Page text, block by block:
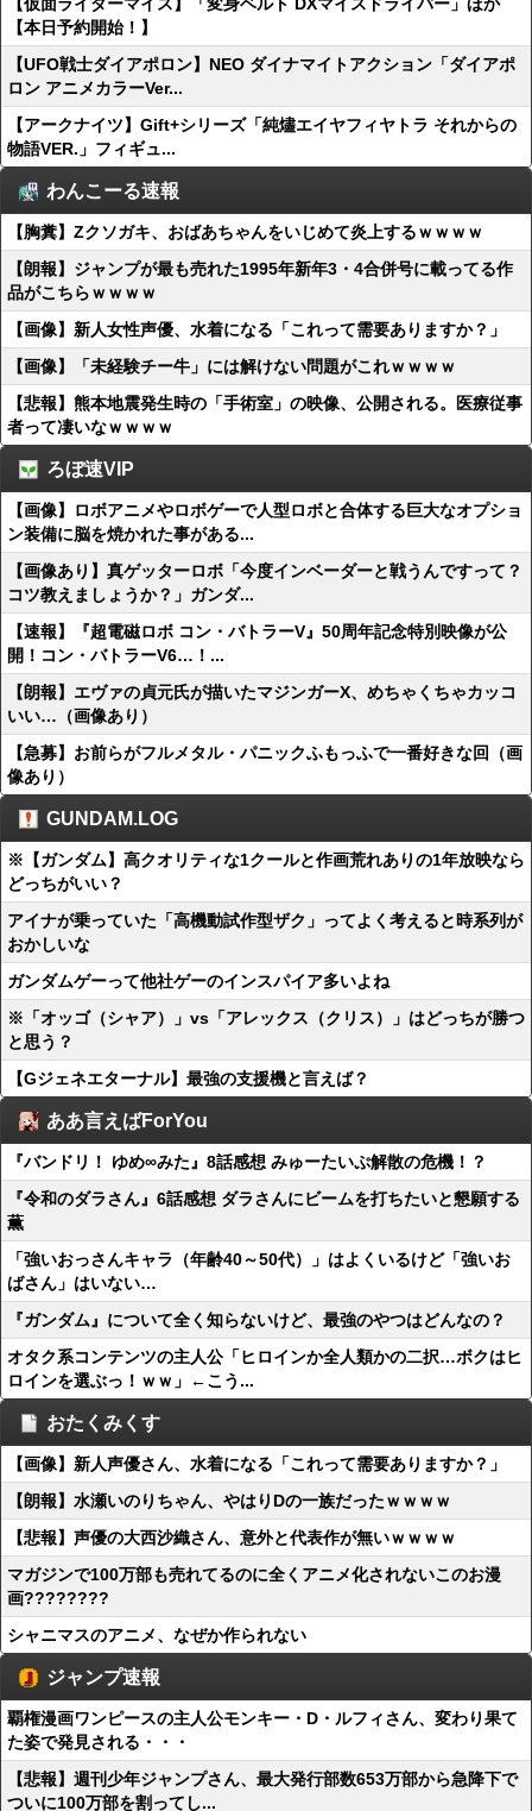
【本日予約開始！】
【UFO戦士ダイアポロン】NEO ダイナマイトアクション「ダイアポ
ロン アニメカラーVer...
【アークナイツ】Gift+シリーズ「純燼エイヤフィヤトラ それからの
物語VER.」フィギュ...
わんこーる速報
【胸糞】Zクソガキ、おばあちゃんをいじめて炎上するｗｗｗｗ
【朗報】ジャンプが最も売れた1995年新年3・4合併号に載ってる作
品がこちらｗｗｗｗ
【画像】新人女性声優、水着になる「これって需要ありますか？」
【画像】「未経験チー牛」には解けない問題がこれｗｗｗｗ
【悲報】熊本地震発生時の「手術室」の映像、公開される。医療従事
者って凄いなｗｗｗｗ
ろぼ速VIP
【画像】ロボアニメやロボゲーで人型ロボと合体する巨大なオプショ
ン装備に脳を焼かれた事がある...
【画像あり】真ゲッターロボ「今度インベーダーと戦うんですって？
コツ教えましょうか？」ガンダ...
【速報】『超電磁ロボ コン・バトラーV』50周年記念特別映像が公
開！コン・バトラーV6…！...
【朗報】エヴァの貞元氏が描いたマジンガーX、めちゃくちゃカッコ
いい…（画像あり）
【急募】お前らがフルメタル・パニックふもっふで一番好きな回（画
像あり）
GUNDAM.LOG
※【ガンダム】高クオリティな1クールと作画荒れありの1年放映なら
どっちがいい？
アイナが乗っていた「高機動試作型ザク」ってよく考えると時系列が
おかしいな
ガンダムゲーって他社ゲーのインスパイア多いよね
※「オッゴ（シャア）」vs「アレックス（クリス）」はどっちが勝つ
と思う？
【Gジェネエターナル】最強の支援機と言えば？
ああ言えばForYou
『バンドリ！ ゆめ∞みた』8話感想 みゅーたいぷ解散の危機！？
『令和のダラさん』6話感想 ダラさんにビームを打ちたいと懇願する
薫
「強いおっさんキャラ（年齢40～50代）」はよくいるけど「強いお
ばさん」はいない…
『ガンダム』について全く知らないけど、最強のやつはどんなの？
オタク系コンテンツの主人公「ヒロインか全人類かの二択…ボクはヒ
ロインを選ぶっ！ｗｗ」←こう...
おたくみくす
【画像】新人声優さん、水着になる「これって需要ありますか？」
【朗報】水瀬いのりちゃん、やはりDの一族だったｗｗｗｗ
【悲報】声優の大西沙織さん、意外と代表作が無いｗｗｗｗ
マガジンで100万部も売れてるのに全くアニメ化されないこのお漫
画????????
シャニマスのアニメ、なぜか作られない
ジャンプ速報
覇権漫画ワンピースの主人公モンキー・D・ルフィさん、変わり果て
た姿で発見される・・・
【悲報】週刊少年ジャンプさん、最大発行部数653万部から急降下で
ついに100万部を割ってし...